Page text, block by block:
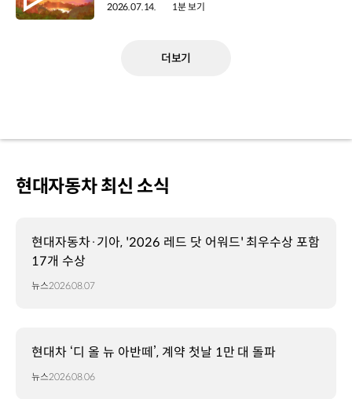
2026.07.14. 1분 보기
더보기
현대자동차 최신 소식
현대자동차·기아, '2026 레드 닷 어워드' 최우수상 포함
17개 수상
뉴스2026.08.07
현대차 ‘디 올 뉴 아반떼’, 계약 첫날 1만 대 돌파
뉴스2026.08.06